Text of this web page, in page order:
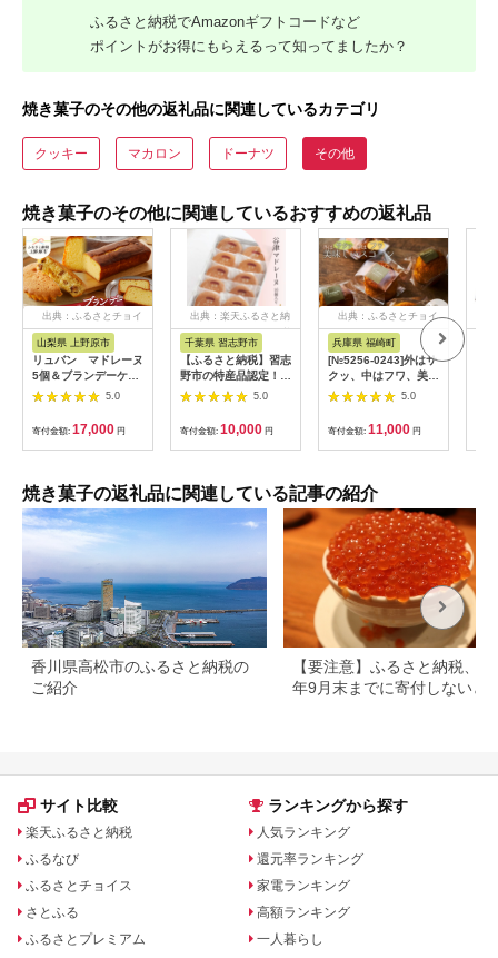
ふるさと納税でAmazonギフトコードなど
ポイントがお得にもらえるって知ってましたか？
焼き菓子のその他の返礼品に関連しているカテゴリ
クッキー マカロン ドーナツ その他
焼き菓子のその他に関連しているおすすめの返礼品
出典：ふるさとチョイ
ス
山梨県 上野原市
リュバン マドレーヌ
5個＆ブランデーケー
キセット
5.0
寄付金額: 17,000 円
出典：楽天ふるさと納
税
千葉県 習志野市
【ふるさと納税】習志
野市の特産品認定！お
店の定番 谷津マドレ
ーヌ（10個/個包装）
5.0
寄付金額: 10,000 円
出典：ふるさとチョイ
兵庫県 福崎町
[№5256-0243]外はサ
クッ、中はフワ、美味
しいスコーン10個
5.0
寄付金額: 11,000 円
焼き菓子の返礼品に関連している記事の紹介
香川県高松市のふるさと納税の
ご紹介
【要注意】ふるさと納税、
年9月末までに寄付しないと
サイト比較
楽天ふるさと納税
ふるなび
ふるさとチョイス
さとふる
ふるさとプレミアム
ランキングから探す
人気ランキング
還元率ランキング
家電ランキング
高額ランキング
一人暮らし